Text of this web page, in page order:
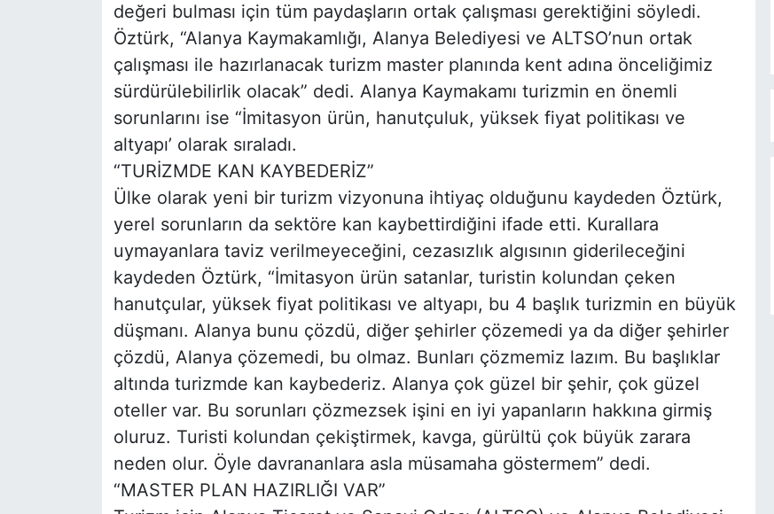
değeri bulması için tüm paydaşların ortak çalışması gerektiğini söyledi.
Öztürk, “Alanya Kaymakamlığı, Alanya Belediyesi ve ALTSO’nun ortak
çalışması ile hazırlanacak turizm master planında kent adına önceliğimiz
sürdürülebilirlik olacak” dedi. Alanya Kaymakamı turizmin en önemli
sorunlarını ise “İmitasyon ürün, hanutçuluk, yüksek fiyat politikası ve
altyapı’ olarak sıraladı.
“TURİZMDE KAN KAYBEDERİZ”
Ülke olarak yeni bir turizm vizyonuna ihtiyaç olduğunu kaydeden Öztürk,
yerel sorunların da sektöre kan kaybettirdiğini ifade etti. Kurallara
uymayanlara taviz verilmeyeceğini, cezasızlık algısının giderileceğini
kaydeden Öztürk, “İmitasyon ürün satanlar, turistin kolundan çeken
hanutçular, yüksek fiyat politikası ve altyapı, bu 4 başlık turizmin en büyük
düşmanı. Alanya bunu çözdü, diğer şehirler çözemedi ya da diğer şehirler
çözdü, Alanya çözemedi, bu olmaz. Bunları çözmemiz lazım. Bu başlıklar
altında turizmde kan kaybederiz. Alanya çok güzel bir şehir, çok güzel
oteller var. Bu sorunları çözmezsek işini en iyi yapanların hakkına girmiş
oluruz. Turisti kolundan çekiştirmek, kavga, gürültü çok büyük zarara
neden olur. Öyle davrananlara asla müsamaha göstermem” dedi.
“MASTER PLAN HAZIRLIĞI VAR”